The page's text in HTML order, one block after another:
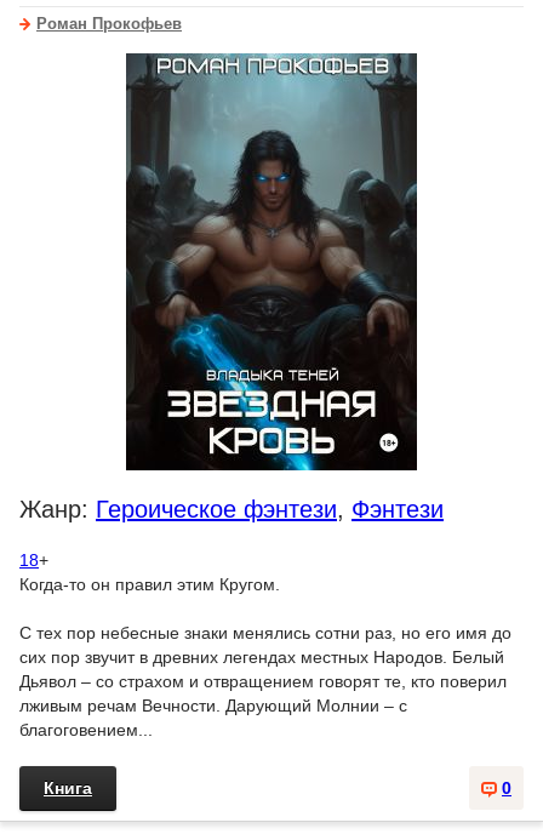
Роман Прокофьев
Жанр: Героическое фэнтези, Фэнтези
18+
Когда-то он правил этим Кругом.
С тех пор небесные знаки менялись сотни раз, но его имя до
сих пор звучит в древних легендах местных Народов. Белый
Дьявол – со страхом и отвращением говорят те, кто поверил
лживым речам Вечности. Дарующий Молнии – с
благоговением...
0
Книга